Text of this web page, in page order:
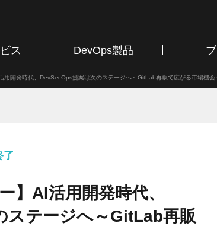
ス DevOps製品
用開発時代、DevSecOps提案は次のステージへ～GitLab再販で広がる市場機会
了
】AI活用開発時代、
ステージへ～GitLab再販